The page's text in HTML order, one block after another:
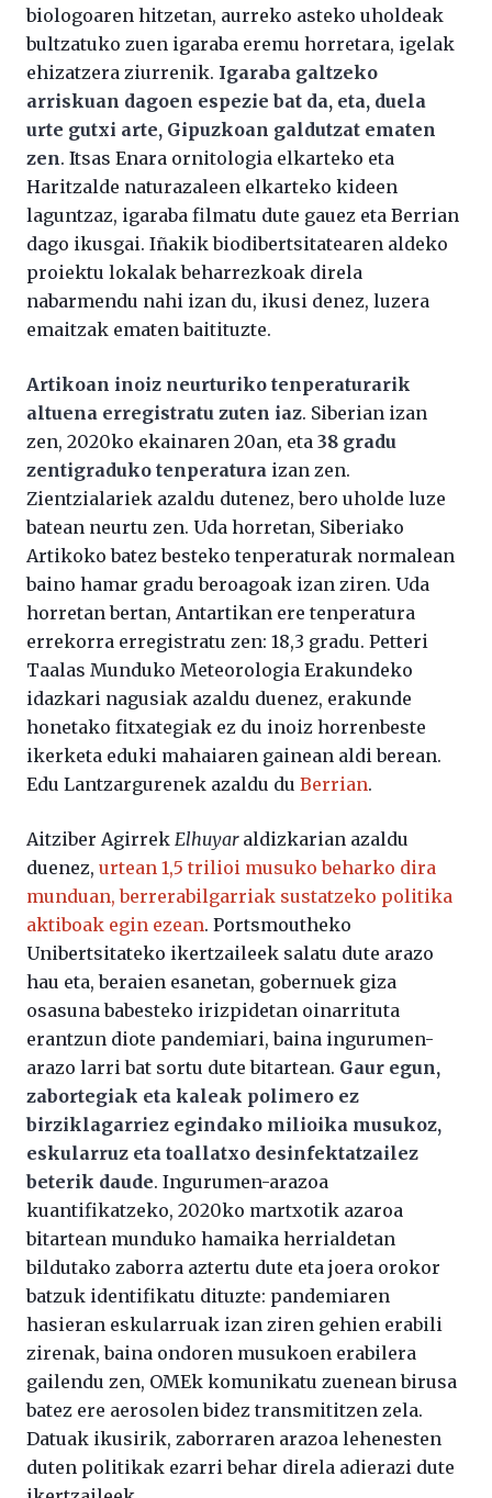
biologoaren hitzetan, aurreko asteko uholdeak
bultzatuko zuen igaraba eremu horretara, igelak
ehizatzera ziurrenik. Igaraba galtzeko
arriskuan dagoen espezie bat da, eta, duela
urte gutxi arte, Gipuzkoan galdutzat ematen
zen. Itsas Enara ornitologia elkarteko eta
Haritzalde naturazaleen elkarteko kideen
laguntzaz, igaraba filmatu dute gauez eta Berrian
dago ikusgai. Iñakik biodibertsitatearen aldeko
proiektu lokalak beharrezkoak direla
nabarmendu nahi izan du, ikusi denez, luzera
emaitzak ematen baitituzte.
Artikoan inoiz neurturiko tenperaturarik
altuena erregistratu zuten iaz. Siberian izan
zen, 2020ko ekainaren 20an, eta 38 gradu
zentigraduko tenperatura izan zen.
Zientzialariek azaldu dutenez, bero uholde luze
batean neurtu zen. Uda horretan, Siberiako
Artikoko batez besteko tenperaturak normalean
baino hamar gradu beroagoak izan ziren. Uda
horretan bertan, Antartikan ere tenperatura
errekorra erregistratu zen: 18,3 gradu. Petteri
Taalas Munduko Meteorologia Erakundeko
idazkari nagusiak azaldu duenez, erakunde
honetako fitxategiak ez du inoiz horrenbeste
ikerketa eduki mahaiaren gainean aldi berean.
Edu Lantzargurenek azaldu du Berrian.
Aitziber Agirrek Elhuyaraldizkarian azaldu
duenez, urtean 1,5 trilioi musuko beharko dira
munduan, berrerabilgarriak sustatzeko politika
aktiboak egin ezean. Portsmoutheko
Unibertsitateko ikertzaileek salatu dute arazo
hau eta, beraien esanetan, gobernuek giza
osasuna babesteko irizpidetan oinarrituta
erantzun diote pandemiari, baina ingurumen-
arazo larri bat sortu dute bitartean. Gaur egun,
zabortegiak eta kaleak polimero ez
birziklagarriez egindako milioika musukoz,
eskularruz eta toallatxo desinfektatzailez
beterik daude. Ingurumen-arazoa
kuantifikatzeko, 2020ko martxotik azaroa
bitartean munduko hamaika herrialdetan
bildutako zaborra aztertu dute eta joera orokor
batzuk identifikatu dituzte: pandemiaren
hasieran eskularruak izan ziren gehien erabili
zirenak, baina ondoren musukoen erabilera
gailendu zen, OMEk komunikatu zuenean birusa
batez ere aerosolen bidez transmititzen zela.
Datuak ikusirik, zaborraren arazoa lehenesten
duten politikak ezarri behar direla adierazi dute